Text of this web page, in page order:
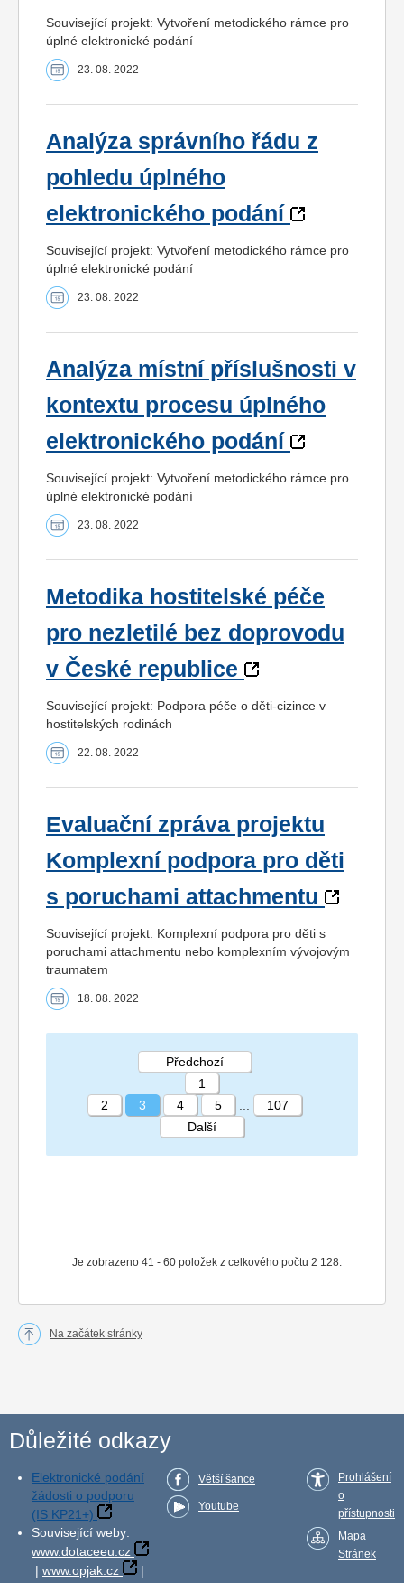
Související projekt: Vytvoření metodického rámce pro
úplné elektronické podání
23. 08. 2022
Analýza správního řádu z
pohledu úplného
elektronického podání
Související projekt: Vytvoření metodického rámce pro
úplné elektronické podání
23. 08. 2022
Analýza místní příslušnosti v
kontextu procesu úplného
elektronického podání
Související projekt: Vytvoření metodického rámce pro
úplné elektronické podání
23. 08. 2022
Metodika hostitelské péče
pro nezletilé bez doprovodu
v České republice
Související projekt: Podpora péče o děti-cizince v
hostitelských rodinách
22. 08. 2022
Evaluační zpráva projektu
Komplexní podpora pro děti
s poruchami attachmentu
Související projekt: Komplexní podpora pro děti s
poruchami attachmentu nebo komplexním vývojovým
traumatem
18. 08. 2022
STRÁNKA 3 107
Je zobrazeno 41 - 60 položek z celkového počtu 2 128.
Předchozí
1
2
3 4 5
107
Další
Na začátek stránky
Důležité odkazy
Elektronické podání
žádosti o podporu
(IS KP21+)
Související weby:
www.dotaceeu.cz
| www.opjak.cz
|
Větší šance
Youtube
Prohlášení
o
přístupnosti
Mapa
Stránek